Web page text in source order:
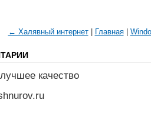
← Халявный интернет| Главная|
качество